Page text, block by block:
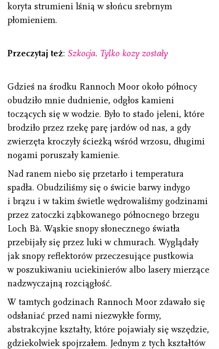
koryta strumieni lśnią w słońcu srebrnym
płomieniem.
Przeczytaj też: Szkocja. Tylko kozy zostały
Gdzieś na środku Rannoch Moor około północy
obudziło mnie dudnienie, odgłos kamieni
toczących się w wodzie. Było to stado jeleni, które
brodziło przez rzekę parę jardów od nas, a gdy
zwierzęta kroczyły ścieżką wśród wrzosu, długimi
nogami poruszały kamienie.
Nad ranem niebo się przetarło i temperatura
spadła. Obudziliśmy się o świcie barwy indygo
i brązu i w takim świetle wędrowaliśmy godzinami
przez zatoczki ząbkowanego północnego brzegu
Loch Bà. Wąskie snopy słonecznego światła
przebijały się przez luki w chmurach. Wyglądały
jak snopy reflektorów przeczesujące pustkowia
w poszukiwaniu uciekinierów albo lasery mierzące
nadzwyczajną rozciągłość.
W tamtych godzinach Rannoch Moor zdawało się
odsłaniać przed nami niezwykłe formy,
abstrakcyjne kształty, które pojawiały się wszędzie,
gdziekolwiek spojrzałem. Jednym z tych kształtów